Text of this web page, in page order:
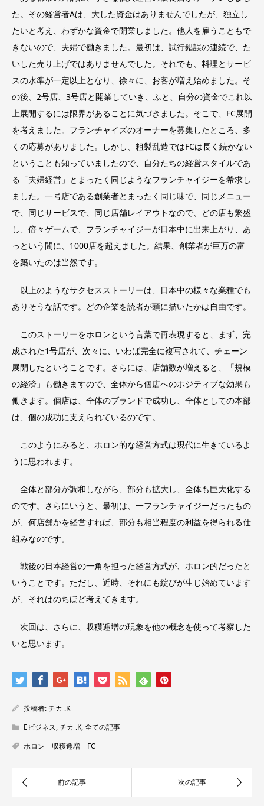
た。その経営者Aは、大した資金はありませんでしたが、独立し
たいと考え、わずかな資金で開業しました。他人を雇うこともで
きないので、夫婦で働きました。最初は、試行錯誤の連続で、た
いした売り上げではありませんでした。それでも、料理とサービ
スの水準が一定以上となり、徐々に、お客が増え始めました。そ
の後、2号店、3号店と開業していき、ふと、自分の資金でこれ以
上展開するには限界があることに気づきました。そこで、FC展開
を考えました。フランチャイズのオーナーを募集したところ、多
くの応募がありました。しかし、粗製乱造ではFCは長く続かない
ということも知っていましたので、自分たちの経営スタイルであ
る「夫婦経営」とまったく同じようなフランチャイジーを希求し
ました。一号店である創業者とまったく同じ味で、同じメニュー
で、同じサービスで、同じ店舗レイアウトなので、どの店も繁盛
し、倍々ゲームで、フランチャイジーが日本中に出来上がり、あ
っという間に、1000店を超えました。結果、創業者が巨万の富
を築いたのは当然です。
以上のようなサクセスストーリーは、日本中の様々な業種でも
ありそうな話です。どの企業を読者が頭に描いたかは自由です。
このストーリーをホロンという言葉で再表現すると、まず、完
成された1号店が、次々に、いわば完全に複写されて、チェーン
展開したということです。さらには、店舗数が増えると、「規模
の経済」も働きますので、全体から個店へのポジティブな効果も
働きます。個店は、全体のブランドで成功し、全体としての本部
は、個の成功に支えられているのです。
このようにみると、ホロン的な経営方式は現代に生きているよ
うに思われます。
全体と部分が調和しながら、部分も拡大し、全体も巨大化する
のです。さらにいうと、最初は、一フランチャイジーだったもの
が、何店舗かを経営すれば、部分も相当程度の利益を得られる仕
組みなのです。
戦後の日本経営の一角を担った経営方式が、ホロン的だったと
いうことです。ただし、近時、それにも綻びが生じ始めています
が、それはのちほど考えてきます。
次回は、さらに、収穫逓増の現象を他の概念を使って考察した
いと思います。
投稿者:チカ .K
Eビジネス,チカ .K,全ての記事
ホロン 収穫逓増 FC